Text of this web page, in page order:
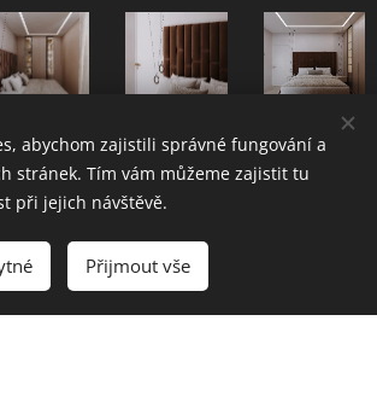
abychom zajistili správné fungování a
stránek. Tím vám můžeme zajistit tu
při jejich návštěvě.
Přijmout vše